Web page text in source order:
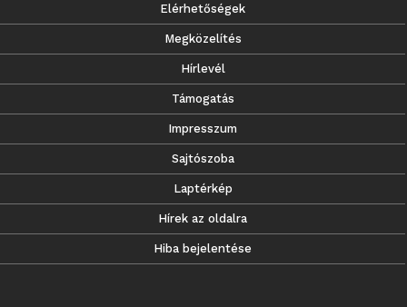
Elérhetőségek
Megközelítés
Hírlevél
Támogatás
Impresszum
Sajtószoba
Laptérkép
Hírek az oldalra
Hiba bejelentése